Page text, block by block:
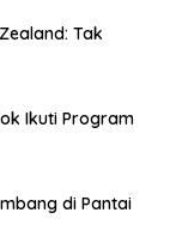
Tak
Ikuti Program
di Pantai